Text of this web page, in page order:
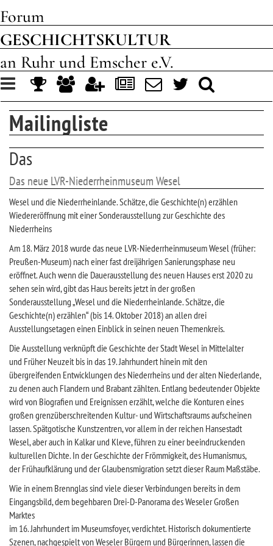
Forum
GESCHICHTSKULTUR
an Ruhr und Emscher e.V.
Toggle
navigation
Mailingliste
Das
Das neue LVR-Niederrheinmuseum Wesel
Wesel und die Niederrheinlande. Schätze, die Geschichte(n) erzählen
Wiedereröffnung mit einer Sonderausstellung zur Geschichte des
Niederrheins
Am 18. März 2018 wurde das neue LVR-Niederrheinmuseum Wesel (früher:
Preußen-Museum) nach einer fast dreijährigen Sanierungsphase neu
eröffnet. Auch wenn die Dauerausstellung des neuen Hauses erst 2020 zu
sehen sein wird, gibt das Haus bereits jetzt in der großen
Sonderausstellung „Wesel und die Niederrheinlande. Schätze, die
Geschichte(n) erzählen“ (bis 14. Oktober 2018) an allen drei
Ausstellungsetagen einen Einblick in seinen neuen Themenkreis.
Die Ausstellung verknüpft die Geschichte der Stadt Wesel in Mittelalter
und Früher Neuzeit bis in das 19. Jahrhundert hinein mit den
übergreifenden Entwicklungen des Niederrheins und der alten Niederlande,
zu denen auch Flandern und Brabant zählten. Entlang bedeutender Objekte
wird von Biografien und Ereignissen erzählt, welche die Konturen eines
großen grenzüberschreitenden Kultur- und Wirtschaftsraums aufscheinen
lassen. Spätgotische Kunstzentren, vor allem in der reichen Hansestadt
Wesel, aber auch in Kalkar und Kleve, führen zu einer beeindruckenden
kulturellen Dichte. In der Geschichte der Frömmigkeit, des Humanismus,
der Frühaufklärung und der Glaubensmigration setzt dieser Raum Maßstäbe.
Wie in einem Brennglas sind viele dieser Verbindungen bereits in dem
Eingangsbild, dem begehbaren Drei-D-Panorama des Weseler Großen
Marktes
im 16. Jahrhundert im Museumsfoyer, verdichtet. Historisch dokumentierte
Szenen, nachgespielt von Weseler Bürgern und Bürgerinnen, lassen die